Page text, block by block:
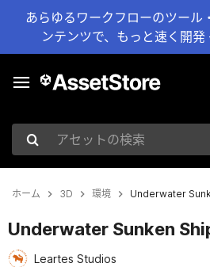
あらゆるワークフローのツール
ンテンツで、もっと速く開
アセットの検索
ホーム 3D 環境 Underwater
Underwater Sunken
Leartes Studios